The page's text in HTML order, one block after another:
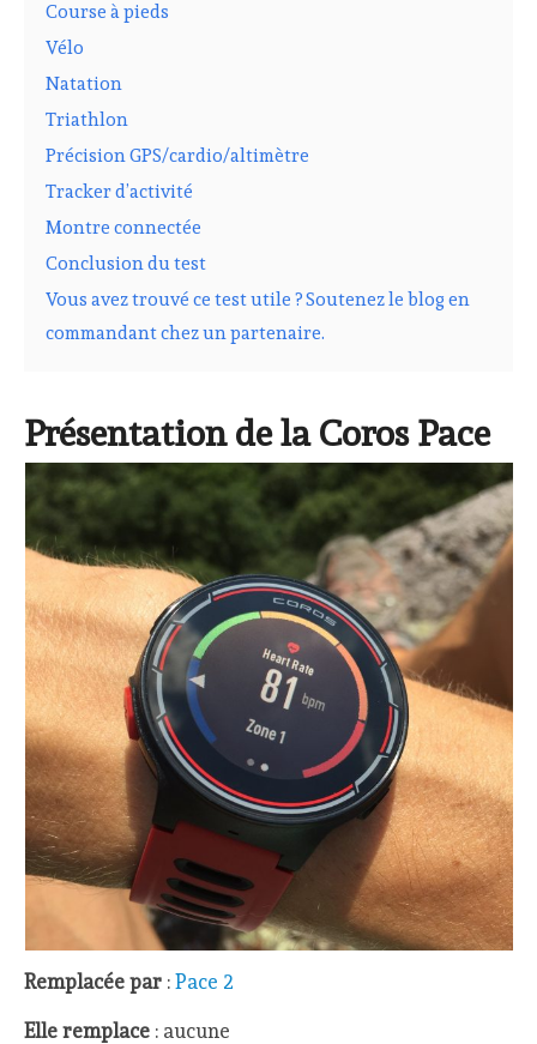
Course à pieds
Vélo
Natation
Triathlon
Précision GPS/cardio/altimètre
Tracker d’activité
Montre connectée
Conclusion du test
Vous avez trouvé ce test utile ? Soutenez le blog en
commandant chez un partenaire.
Présentation de la Coros Pace
Remplacée par :Pace 2
Elle remplace : aucune